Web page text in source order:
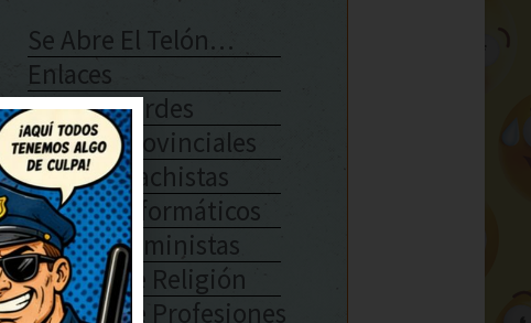
Se Abre El Telón…
Enlaces
Chistes Verdes
Chistes Provinciales
Chistes Machistas
Chistes Informáticos
Chistes Feministas
Chistes De Religión
Chistes De Profesiones